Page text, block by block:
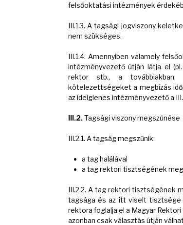
felsőoktatási intézmények
III.1.3. A tagsági jogviszony
nem szükséges.
III.1.4. Amennyiben valamely
intézményvezető útján látja el
rektor stb., a továbbiakban:
kötelezettségeket a megbízás
az ideiglenes intézményvezető a
III.2.Tagsági viszony megszűnése
III.2.1. A tagság megszűnik:
a tag halálával
a tag rektori tisztségének
III.2.2. A tag rektori tisztségének
tagsága és az itt viselt tisztsége
rektora foglalja el a Magyar
azonban csak választás útján